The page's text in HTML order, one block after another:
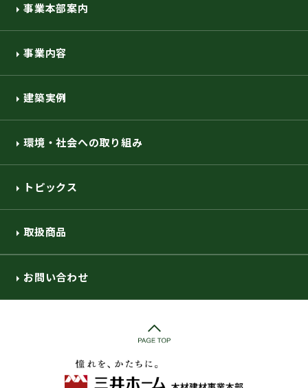
事業本部案内
事業内容
建築実例
環境・社会への取り組み
トピックス
取扱商品
お問い合わせ